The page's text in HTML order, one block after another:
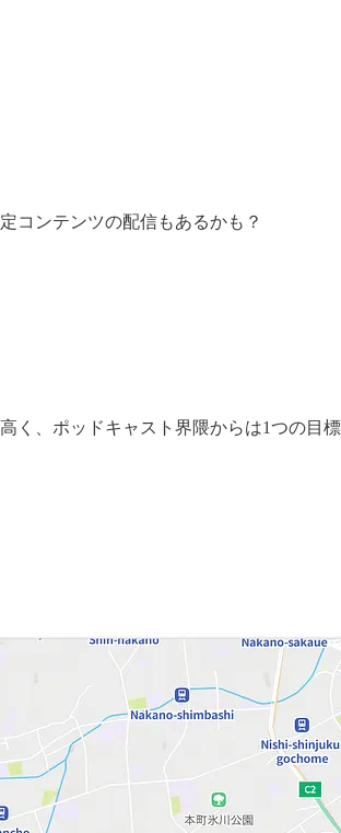
コンテンツの配信もあるかも？
、ポッドキャスト界隈からは1つの目標